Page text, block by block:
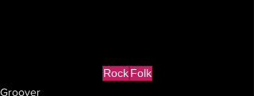
Rock Folk
Groover